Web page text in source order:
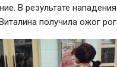
В результате
получила ожог